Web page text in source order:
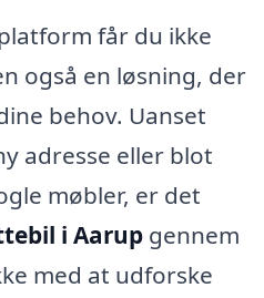
får du ikke
også en løsning, der
behov. Uanset
adresse eller blot
møbler, er det
i Aarup gennem
med at udforske